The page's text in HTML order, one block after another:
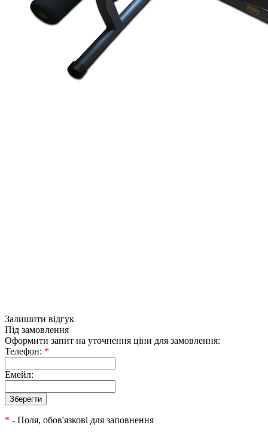
Залишити відгук
Під замовлення
Оформити запит на уточнення ціни для замовлення:
Телефон: *
Емейл:
* - Поля, обов'язкові для заповнення